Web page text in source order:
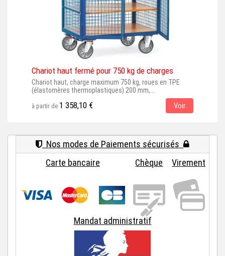
Chariot haut fermé pour 750 kg de charges
Chariot haut, charge maximum 750 kg, roues en TPE
(élastomères thermoplastiques) 200 mm,...
à partir de 1 358,10 € Voir
Nos modes de Paiements sécurisés
Carte bancaire
Chèque Virement
Mandat administratif